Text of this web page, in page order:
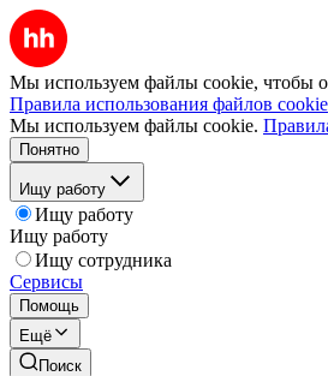
Мы используем файлы cookie, чтобы
Правила использования файлов cookie
Мы используем файлы cookie.
Понятно
Ищу работу
Ищу работу
Ищу работу
Ищу сотрудника
Сервисы
Помощь
Ещё
Поиск